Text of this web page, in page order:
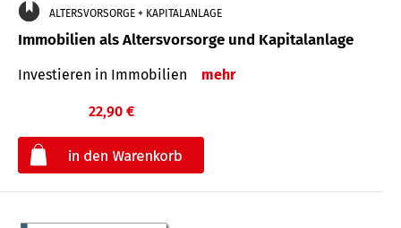
ALTERSVORSORGE + KAPITALANLAGE
Immobilien als Altersvorsorge und Kapitalanlage
Investieren in Immobilien mehr
22,90 €